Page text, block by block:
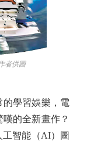
者供圖
學習娛樂，電
的全新畫作？
智能（AI）圖